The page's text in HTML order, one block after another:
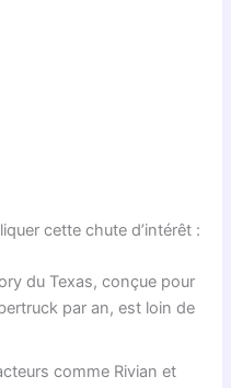
cette chute d’intérêt :
du Texas, conçue pour
par an, est loin de
comme Rivian et